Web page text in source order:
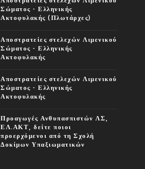
Σώματος - Ελληνικής
Ακτοφυλακής (Πλωτάρχες)
Αποστρατείες στελεχών Λιμενικού
Σώματος - Ελληνικής
Ακτοφυλακής
Αποστρατείες στελεχών Λιμενικού
Σώματος - Ελληνικής
Ακτοφυλακής
Προαγωγές Ανθυπασπιστών ΛΣ,
ΕΛ.ΑΚΤ, δείτε ποιοι
προερχόμενοι από τη Σχολή
Δοκίμων Υπαξιωματικών